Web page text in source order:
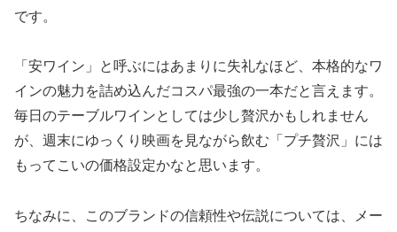
です。
「安ワイン」と呼ぶにはあまりに失礼なほど、本格的なワ
インの魅力を詰め込んだコスパ最強の一本だと言えます。
毎日のテーブルワインとしては少し贅沢かもしれません
が、週末にゆっくり映画を見ながら飲む「プチ贅沢」には
もってこいの価格設定かなと思います。
ちなみに、このブランドの信頼性や伝説については、メー